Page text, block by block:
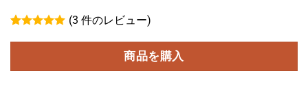
価のうち、
(3 件のレビュー)
商品を購入